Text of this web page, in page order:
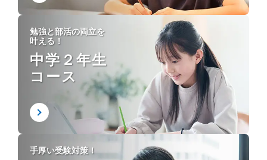
勉強と部活の両立を
叶える！
中学２年生
コース
手厚い受験対策！